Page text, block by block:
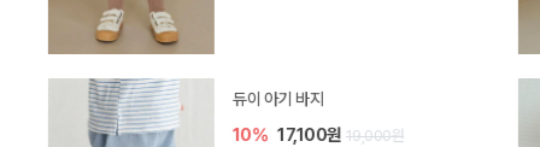
듀이 아기 바지
10% 17,100원 19,000원